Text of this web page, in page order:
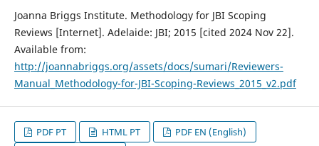
Joanna Briggs Institute. Methodology for JBI Scoping
Reviews [Internet]. Adelaide: JBI; 2015 [cited 2024 Nov 22].
Available from:
http://joannabriggs.org/assets/docs/sumari/Reviewers-
Manual_Methodology-for-JBI-Scoping-Reviews_2015_v2.pdf
PDF PT HTML PT
PDF EN (English)